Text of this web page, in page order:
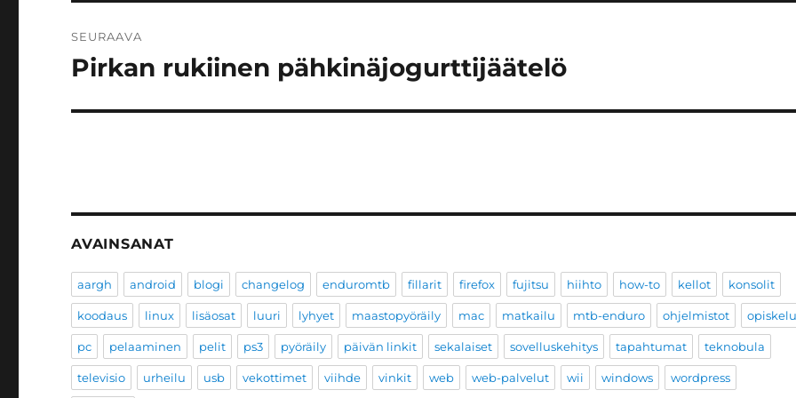
SEURAAVA
Seuraava
Pirkan rukiinen pähkinäjogurttijäätelö
AVAINSANAT
aargh android blogi changelog enduromtb fillarit firefox fujitsu hiihto how-to kellot konsolit
koodaus linux lisäosat luuri lyhyet maastopyöräily mac matkailu mtb-enduro ohjelmistot
pc pelaaminen pelit ps3 pyöräily päivän linkit sekalaiset sovelluskehitys tapahtumat teknobula
televisio urheilu usb vekottimet viihde vinkit web web-palvelut wii windows wordpress